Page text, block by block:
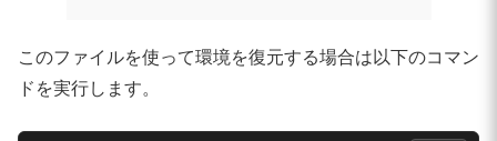
このファイルを使って環境を復元する場合は以下のコマン
ドを実行します。